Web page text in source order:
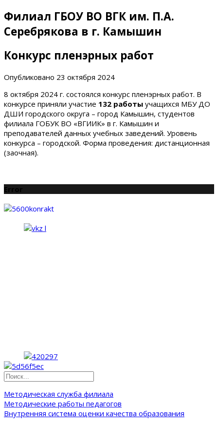
Филиал ГБОУ ВО ВГК им. П.А.
Серебрякова в г. Камышин
Конкурс пленэрных работ
Опубликовано 23 октября 2024
8 октября 2024 г. состоялся конкурс пленэрных работ. В
конкурсе приняли участие 132 работы учащихся МБУ ДО
ДШИ городского округа – город Камышин, студентов
филиала ГОБУК ВО «ВГИИК» в г. Камышин и
преподавателей данных учебных заведений. Уровень
конкурса – городской. Форма проведения: дистанционная
(заочная).
Error
Методическая служба филиала
Методические работы педагогов
Внутренняя система оценки качества образования